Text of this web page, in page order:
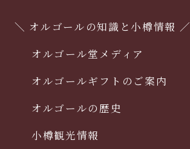
＼ オルゴールの知識と小樽情報 ／
オルゴール堂メディア
オルゴールギフトのご案内
オルゴールの歴史
小樽観光情報